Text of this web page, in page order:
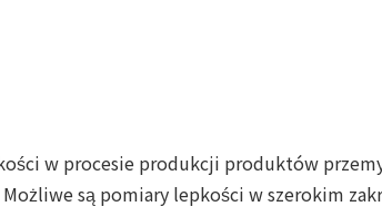
w procesie produkcji produktów
są pomiary lepkości w szerokim